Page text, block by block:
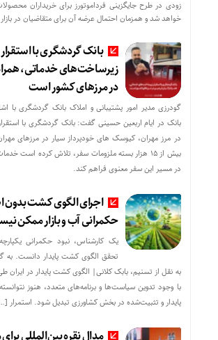
خواهد شد و همزمان احتمال عرضه آن برای متقاضیان در
بانک گردشگری با استقرار
زیرساخت‌های خدماتی، همراه
در مرزهای کشور است
گودرزی مدیر امور پشتیبانی و املاک بانک گردشگری با
بانک در ایام اربعین حسینی گفت: بانک گردشگری با
در مرز مهران، کیوسک های خودپرداز سیار در مرزهای
بیش از ۱۵ هزار بسته ملزومات سفر، تلاش کرده است
در مسیر این سفر معنوی فراهم کند.
اجرای الگوی کشت بدون
حکمرانی آب و بازار ممکن
یک کارشناس، نبود حکمرانی
تحقق الگوی کشت پایدار دانست. به
به نقل از تسنیم، بابک کلانی| الگوی کشت پایدار در
با وجود تدوین سیاست‌ها و برنامه‌های متعدد، هنوز
پایدار و تثبیت‌شده در بخش کشاورزی تبدیل شود. استمرار